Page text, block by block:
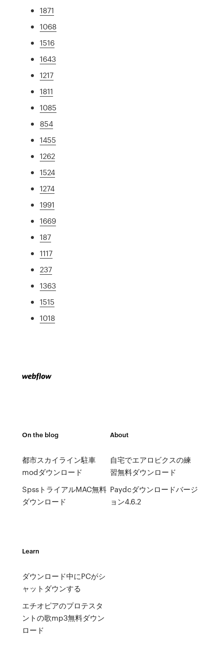
1871
1068
1516
1643
1217
1811
1085
854
1455
1262
1524
1274
1991
1669
187
1117
237
1363
1515
1018
On the blog
都市スカイライン駐車
modダウンロード
SpssトライアルMAC無料
ダウンロード
About
自宅でエアロビクスの練
習無料ダウンロード
Paydcダウンロードバージ
ョン4.6.2
Learn
ダウンロード中にPCがシ
ャットダウンする
エチオピアのプロテスタ
ントの歌mp3無料ダウン
ロード